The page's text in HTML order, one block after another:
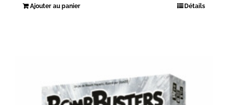
Ajouter au panier Détails